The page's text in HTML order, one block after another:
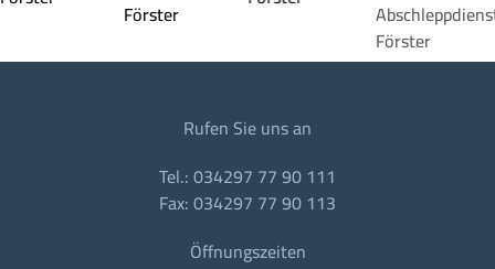
Rufen Sie uns an
Tel.: 034297 77 90 111
Fax: 034297 77 90 113
Öffnungszeiten